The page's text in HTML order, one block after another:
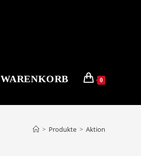
WARENKORB 0
> Produkte > Aktion